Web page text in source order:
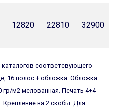
12820 22810 32900
соответсвующего
16 полос + обложка. Обложка:
гр/м2 мелованная. Печать 4+4
Крепление на 2 скобы. Для